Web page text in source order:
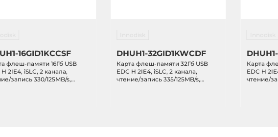
16GID1KCCSF
флеш-памяти 16Гб USB
H 2IE4, iSLC, 2 канала,
запись 330/125MB/s,
DHUH1-32GID1KWCDF
Карта флеш-памяти 32Гб USB
EDC H 2IE4, iSLC, 2 канала,
чтение/запись 335/125MB/s,
Карта
EDC H
чтение/